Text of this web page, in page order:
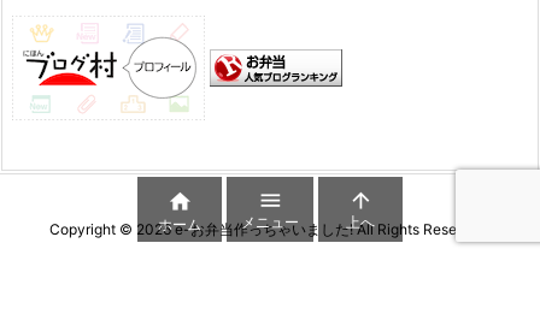
Copyright © 2026 e-お弁当作っちゃいました!All Rights Reserved.

ホーム

メニュー

上へ